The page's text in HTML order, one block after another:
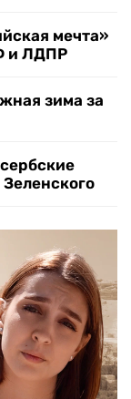
мечта»
и ЛДПР
зима за